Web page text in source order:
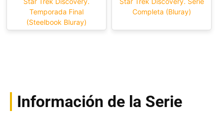
Temporada Final
(Steelbook Bluray)
Completa (Bluray)
Información de la Serie